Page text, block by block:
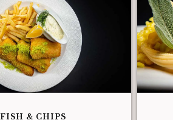
FISH & CHIPS